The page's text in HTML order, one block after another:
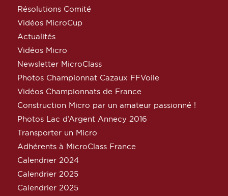
Résolutions Comité
Vidéos MicroCup
Actualités
Vidéos Micro
Newsletter MicroClass
Photos Championnat Cazaux FFVoile
Vidéos Championnats de France
Construction Micro par un amateur passionné !
Photos Lac d’Argent Annecy 2016
Transporter un Micro
Adhérents à MicroClass France
Calendrier 2024
Calendrier 2025
Calendrier 2025